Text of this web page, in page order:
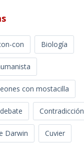
con Biología
con mostacilla
Contradicción
Darwin Cuvier